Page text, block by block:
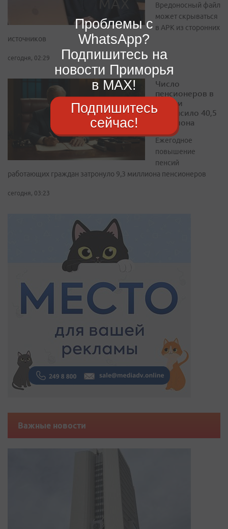
Вредоносный файл
может скрываться
в APK из сторонних
источников
сегодня, 02:29
Число
пенсионеров в
России
превысило 40,5
миллиона
Ежегодное
повышение
пенсий
работающих граждан затронуло 9,3 миллиона пенсионеров
сегодня, 03:23
Важные новости
Проблемы с
WhatsApp?
Подпишитесь на
новости Приморья
в MAX!
Подпишитесь
сейчас!